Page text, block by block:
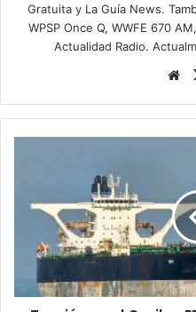
Gratuita y La Guía News.
WPSP Once Q, WWFE 670
Actualidad Radio.
n